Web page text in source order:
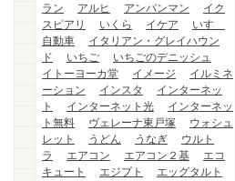
ラン
アルヒ アンパンマン
イク
スピアリ
いくら イケア
いすゞ
自動車
イタリアン・グレイハウン
ド
いちご
いちごのデニッシュ
イトーヨーカ堂
イメージ
イルミネ
ーション
インスタ
インターネッ
ト
インターネット光
インターネッ
ト無料
ヴェレーナ東戸塚
ウォシュ
レット
うどん うなぎ
ウルト
ラ
エアコン エアコン２基
エコ
キュート
エジプト
エッグタルト